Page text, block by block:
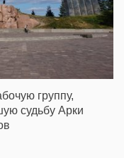
группу,
судьбу Арки